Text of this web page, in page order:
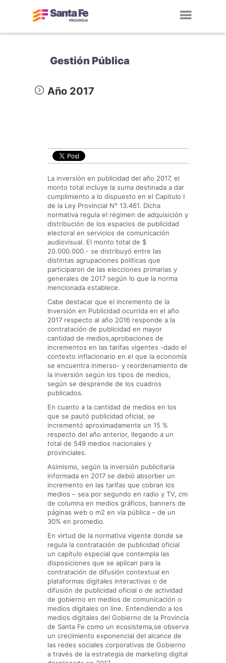
Gestión Pública
Año 2017
La inversión en publicidad del año 2017, el
monto total incluye la suma destinada a dar
cumplimiento a lo dispuesto en el Capitulo I
de la Ley Provincial N° 13.461. Dicha
normativa regula el régimen de adquisición y
distribución de los espacios de publicidad
electoral en servicios de comunicación
audiovisual. El monto total de $
20.000.000.- se distribuyó entre las
distintas agrupaciones políticas que
participaron de las elecciones primarias y
generales de 2017 según lo que la norma
mencionada establece.
Cabe destacar que el incremento de la
Inversión en Publicidad ocurrida en el año
2017 respecto al año 2016 responde a la
contratación de publicidad en mayor
cantidad de medios,aprobaciones de
incrementos en las tarifas vigentes -dado el
contexto inflacionario en el que la economía
se encuentra inmerso- y reordenamiento de
la inversión según los tipos de medios,
según se desprende de los cuadros
publicados.
En cuanto a la cantidad de medios en los
que se pautó publicidad oficial, se
incrementó aproximadamente un 15 %
respecto del año anterior, llegando a un
total de 549 medios nacionales y
provinciales.
Asimismo, según la inversión publicitaria
informada en 2017 se debió absorber un
incremento en las tarifas que cobran los
medios – sea por segundo en radio y TV, cm
de columna en medios gráficos, banners de
páginas web o m2 en vía pública – de un
30% en promedio.
En virtud de la normativa vigente donde se
regula la contratación de publicidad oficial
un capítulo especial que contempla las
disposiciones que se aplican para la
contratación de difusión contextual en
plataformas digitales interactivas o de
difusión de publicidad oficial o de actividad
de gobierno en medios de comunicación o
medios digitales on line. Entendiendo a los
medios digitales del Gobierno de la Provincia
de Santa Fe como un ecosistema,se observa
un crecimiento exponencial del alcance de
las redes sociales corporativas de Gobierno
a través de la estrategia de marketing digital